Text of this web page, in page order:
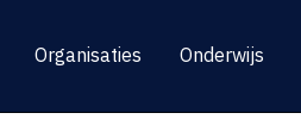
Organisaties Onderwijs